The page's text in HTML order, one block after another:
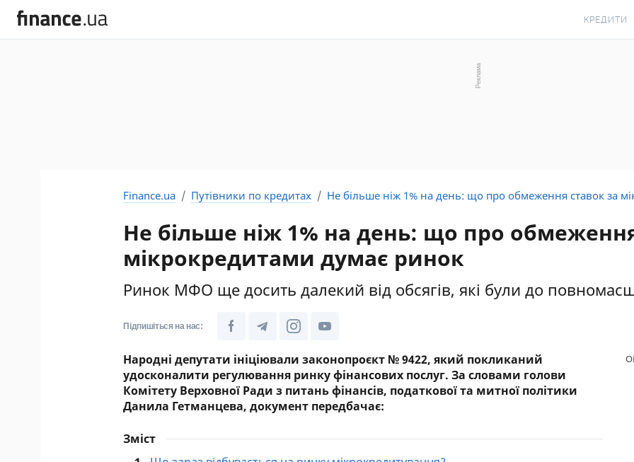
КРЕДИТИ
Finance.ua Путівники по кредитах Не більше ніж 1% на день: що про обмеження ставок за
Не більше ніж 1% на день: що про
мікрокредитами думає ринок
Ринок МФО ще досить далекий від обсягів, які були до
Підпишіться на нас:
Народні депутати ініціювали законопроєкт № 9422, який покликаний
удосконалити регулювання ринку фінансових послуг. За словами голови
Комітету Верховної Ради з питань фінансів, податкової та митної політики
Данила Гетманцева, документ передбачає:
Зміст